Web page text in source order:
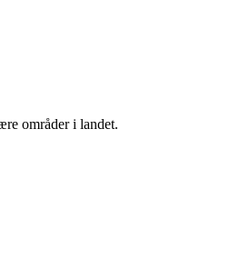
områder i landet.